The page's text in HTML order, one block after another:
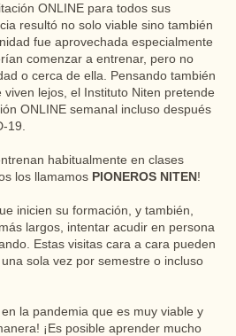
ONLINE para todos sus
resultó no solo viable sino también
fue aprovechada especialmente
comenzar a entrenar, pero no
o cerca de ella. Pensando también
lejos, el Instituto Niten pretende
ONLINE semanal incluso después
19.
habitualmente en clases
los llamamos PIONEROS NITEN!
inicien su formación, y también,
largos, intentar acudir en persona
Estas visitas cara a cara pueden
sola vez por semestre o incluso
la pandemia que es muy viable y
¡Es posible aprender mucho